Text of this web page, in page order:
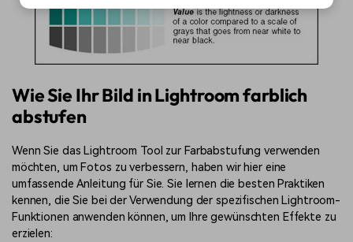
Wie Sie Ihr Bild in Lightroom farblich
abstufen
Wenn Sie das Lightroom Tool zur Farbabstufung verwenden
möchten, um Fotos zu verbessern, haben wir hier eine
umfassende Anleitung für Sie. Sie lernen die besten Praktiken
kennen, die Sie bei der Verwendung der spezifischen Lightroom-
Funktionen anwenden können, um Ihre gewünschten Effekte zu
erzielen: